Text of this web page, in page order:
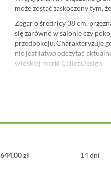
może zostać zaskoczony tym,
Zegar o średnicy 38 cm,
się zarówno w salonie czy
przedpokoju. Charakteryzuje
nie jest łatwo odczytać
włoskiej marki CalleaDesign.
Wysoka jakość użytych
Zegar został zaprojektowany i
wykonany to
włókno drzewne
jest łatwe w obróbce, i
644,00 zł 14 dni